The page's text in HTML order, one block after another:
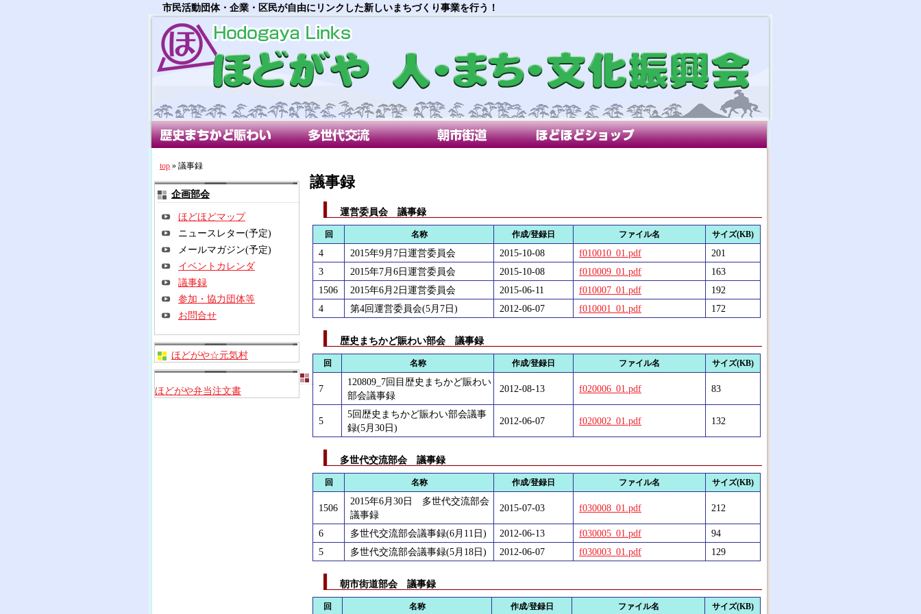
市民活動団体・企業・区民が自由にリンクした新しいまちづくり事業を行う！
top » 議事録
議事録
運営委員会 議事録
回 名称 作成/登録日 ファイル名 サイズ(KB)
4 2015年9月7日運営委員会 2015-10-08 f010010_01.pdf
201
3
2015年7月6日運営委員会 2015-10-08 f010009_01.pdf
163
1506
2015年6月2日運営委員会 2015-06-11 f010007_01.pdf
192
4
第4回運営委員会(5月7日) 2012-06-07 f010001_01.pdf 172
歴史まちかど賑わい部会 議事録
回 名称 作成/登録日 ファイル名 サイズ(KB)
7
120809_7回目歴史まちかど賑わい
部会議事録
2012-08-13 f020006_01.pdf 83
5
5回歴史まちかど賑わい部会議事
録(5月30日)
2012-06-07 f020002_01.pdf 132
多世代交流部会 議事録
回 名称 作成/登録日 ファイル名 サイズ(KB)
1506
2015年6月30日 多世代交流部会
議事録
2015-07-03 f030008_01.pdf 212
6 多世代交流部会議事録(6月11日) 2012-06-13 f030005_01.pdf
94
5
多世代交流部会議事録(5月18日) 2012-06-07 f030003_01.pdf 129
朝市街道部会 議事録
回 名称 作成/登録日 ファイル名 サイズ(KB)
企画部会
ほどほどマップ
ニュースレター(予定)
メールマガジン(予定)
イベントカレンダ
議事録
参加・協力団体等
お問合せ
ほどがや☆元気村
ほどがや弁当注文書